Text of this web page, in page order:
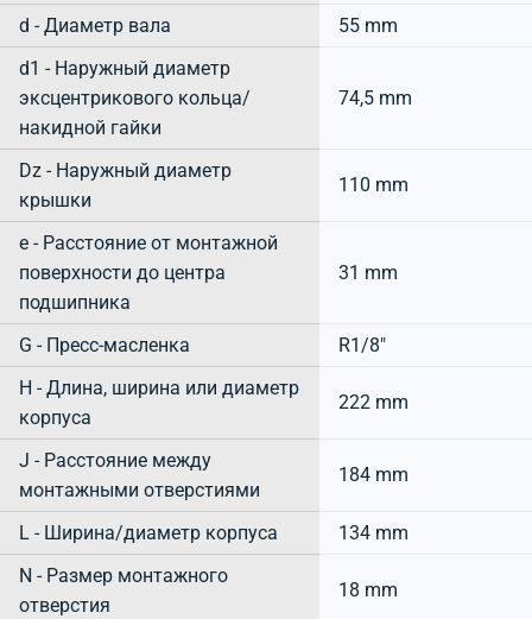
d - Диаметр вала
55 mm
d1 - Наружный диаметр
эксцентрикового кольца/
накидной гайки
74,5 mm
Dz - Наружный диаметр
крышки
110 mm
e - Расстояние от монтажной
поверхности до центра
подшипника
31 mm
G - Пресс-масленка
R1/8"
H - Длина, ширина или диаметр
корпуса
222 mm
J - Расстояние между
монтажными отверстиями
184 mm
L - Ширина/диаметр корпуса
134 mm
N - Размер монтажного
отверстия
18 mm